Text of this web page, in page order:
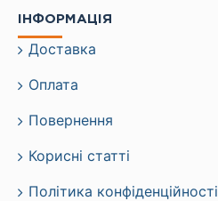
ІНФОРМАЦІЯ
Доставка
Оплата
Повернення
Корисні статті
Політика конфіденційності